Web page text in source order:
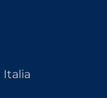
Italia